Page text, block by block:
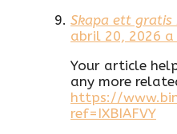
Skapa ett gratis
abril 20, 2026
Your article
any more
https://
ref=IXBIAFVY